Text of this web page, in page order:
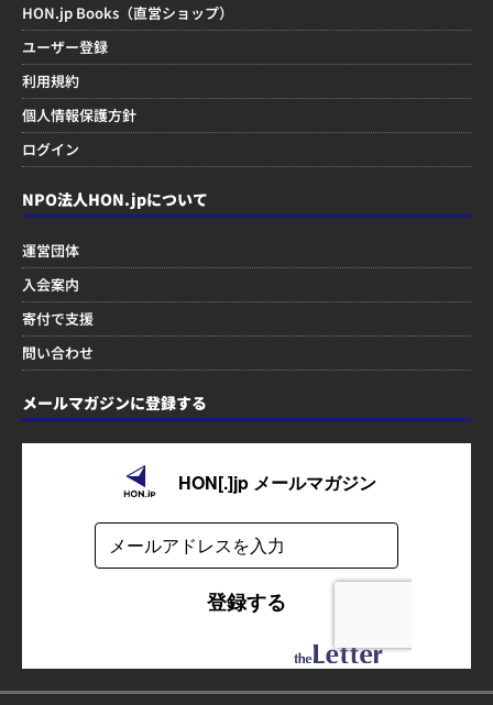
HON.jp Books（直営ショップ）
ユーザー登録
利用規約
個人情報保護方針
ログイン
NPO法人HON.jpについて
運営団体
入会案内
寄付で支援
問い合わせ
メールマガジンに登録する